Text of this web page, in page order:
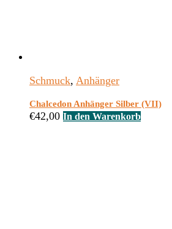
Schmuck, Anhänger
Chalcedon Anhänger Silber (VII)
€42,00 In den Warenkorb